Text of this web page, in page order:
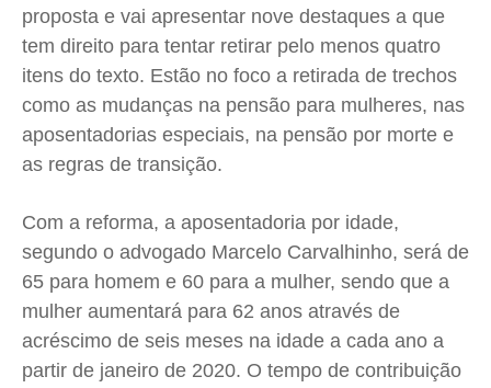
proposta e vai apresentar nove destaques a que
tem direito para tentar retirar pelo menos quatro
itens do texto. Estão no foco a retirada de trechos
como as mudanças na pensão para mulheres, nas
aposentadorias especiais, na pensão por morte e
as regras de transição.
Com a reforma, a aposentadoria por idade,
segundo o advogado Marcelo Carvalhinho, será de
65 para homem e 60 para a mulher, sendo que a
mulher aumentará para 62 anos através de
acréscimo de seis meses na idade a cada ano a
partir de janeiro de 2020. O tempo de contribuição